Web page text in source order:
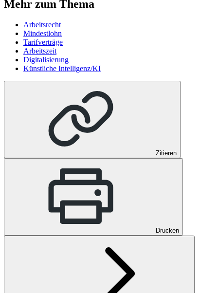
Mehr zum Thema
Arbeitsrecht
Mindestlohn
Tarifverträge
Arbeitszeit
Digitalisierung
Künstliche Intelligenz/KI
Zitieren
Drucken